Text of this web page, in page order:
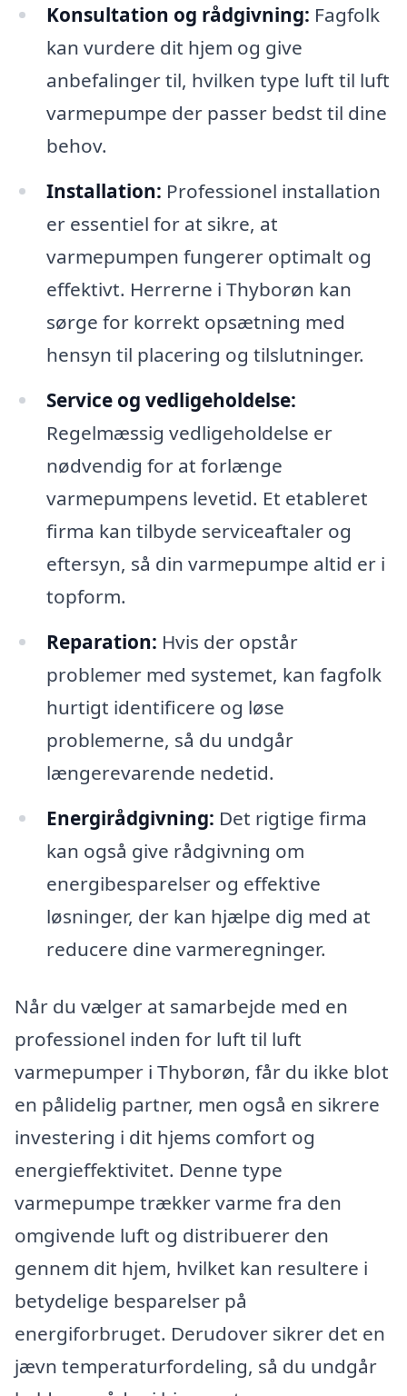
Konsultation og rådgivning: Fagfolk
kan vurdere dit hjem og give
anbefalinger til, hvilken type luft til luft
varmepumpe der passer bedst til dine
behov.
Installation: Professionel installation
er essentiel for at sikre, at
varmepumpen fungerer optimalt og
effektivt. Herrerne i Thyborøn kan
sørge for korrekt opsætning med
hensyn til placering og tilslutninger.
Service og vedligeholdelse:
Regelmæssig vedligeholdelse er
nødvendig for at forlænge
varmepumpens levetid. Et etableret
firma kan tilbyde serviceaftaler og
eftersyn, så din varmepumpe altid er i
topform.
Reparation: Hvis der opstår
problemer med systemet, kan fagfolk
hurtigt identificere og løse
problemerne, så du undgår
længerevarende nedetid.
Energirådgivning: Det rigtige firma
kan også give rådgivning om
energibesparelser og effektive
løsninger, der kan hjælpe dig med at
reducere dine varmeregninger.
Når du vælger at samarbejde med en
professionel inden for luft til luft
varmepumper i Thyborøn, får du ikke blot
en pålidelig partner, men også en sikrere
investering i dit hjems comfort og
energieffektivitet. Denne type
varmepumpe trækker varme fra den
omgivende luft og distribuerer den
gennem dit hjem, hvilket kan resultere i
betydelige besparelser på
energiforbruget. Derudover sikrer det en
jævn temperaturfordeling, så du undgår